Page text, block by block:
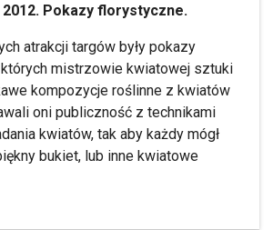
Pokazy florystyczne.
atrakcji targów były pokazy
mistrzowie kwiatowej sztuki
kompozycje roślinne z kwiatów
oni publiczność z technikami
kwiatów, tak aby każdy mógł
bukiet, lub inne kwiatowe